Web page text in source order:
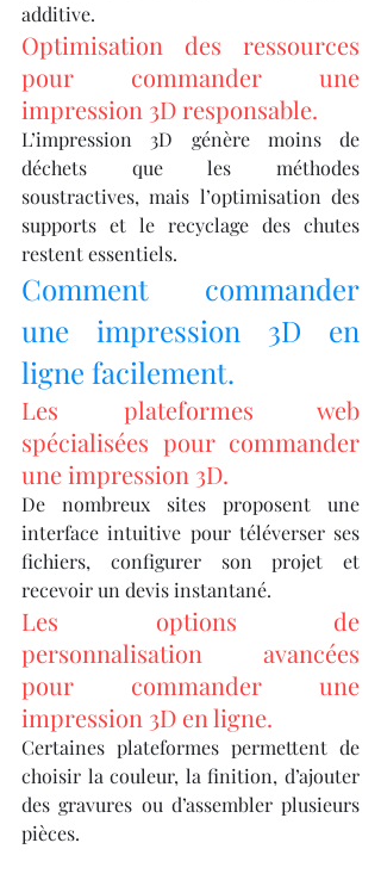
additive.
Optimisation des ressources
pour commander une
impression 3D responsable.
L’impression 3D génère moins de
déchets que les méthodes
soustractives, mais l’optimisation des
supports et le recyclage des chutes
restent essentiels.
Comment commander
une impression 3D en
ligne facilement.
Les plateformes web
spécialisées pour commander
une impression 3D.
De nombreux sites proposent une
interface intuitive pour téléverser ses
fichiers, configurer son projet et
recevoir un devis instantané.
Les options de
personnalisation avancées
pour commander une
impression 3D en ligne.
Certaines plateformes permettent de
choisir la couleur, la finition, d’ajouter
des gravures ou d’assembler plusieurs
pièces.